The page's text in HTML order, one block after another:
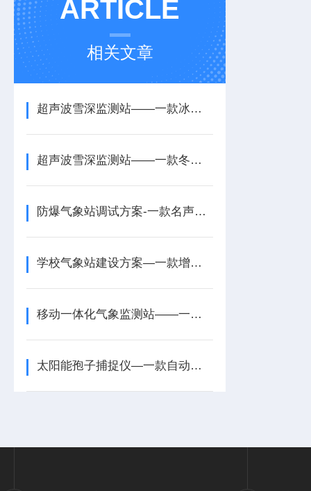
ARTICLE
相关文章
超声波雪深监测站——一款冰雪深度探测的自动雪深监测仪2024全+境+派+送
超声波雪深监测站——一款冬季气象慧眼超声波雪厚监测站2024全+境+派+送
防爆气象站调试方案-一款名声大噪的防爆自动气象站生产厂家2025+派+送
学校气象站建设方案—一款增强防灾减灾意识的小学学校气象站设备2025+派+送
移动一体化气象监测站——一款协助救援的移动气象监测站2024全+境+派+送
太阳能孢子捕捉仪—一款自动统计分析的大棚用病菌孢子捕捉仪2025(九丞推送)